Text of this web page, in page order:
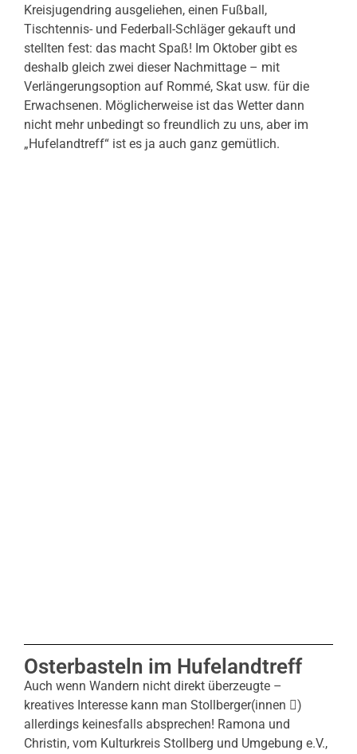
Kreisjugendring ausgeliehen, einen Fußball,
Tischtennis- und Federball-Schläger gekauft und
stellten fest: das macht Spaß! Im Oktober gibt es
deshalb gleich zwei dieser Nachmittage – mit
Verlängerungsoption auf Rommé, Skat usw. für die
Erwachsenen. Möglicherweise ist das Wetter dann
nicht mehr unbedingt so freundlich zu uns, aber im
„Hufelandtreff“ ist es ja auch ganz gemütlich.
Osterbasteln im Hufelandtreff
Auch wenn Wandern nicht direkt überzeugte –
kreatives Interesse kann man Stollberger(innen )
allerdings keinesfalls absprechen! Ramona und
Christin, vom Kulturkreis Stollberg und Umgebung e.V.,